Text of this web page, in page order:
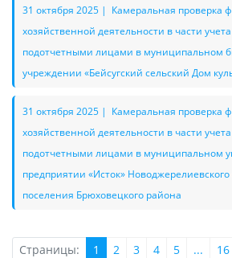
31 октября 2025 | Камеральная проверка
хозяйственной деятельности в части
подотчетными лицами в муниципальном
учреждении «Бейсугский сельский Дом
31 октября 2025 | Камеральная проверка
хозяйственной деятельности в части
подотчетными лицами в муниципальном
предприятии «Исток» Новоджерелиевского
поселения Брюховецкого района
Страницы: 1 2 3 4 5 ... 16